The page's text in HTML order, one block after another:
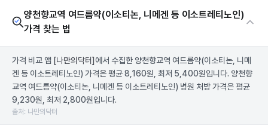
양천향교역 여드름약(이소티논, 니메겐 등 이소트레티노인)
가격 찾는 법
가격 비교 앱 [나만의닥터] 에서 수집한 양천향교역 여드름약(이소티논, 니메
겐 등 이소트레티노인) 가격은 평균 8,160원, 최저 5,400원입니다. 양천향
교역 여드름약(이소티논, 니메겐 등 이소트레티노인) 병원 처방 가격은 평균
9,230원, 최저 2,800원입니다.
출처: 나만의닥터